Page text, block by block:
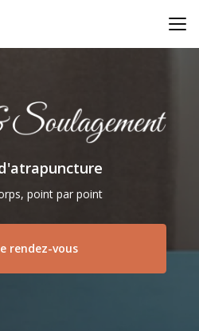
point par point
rendez-vous